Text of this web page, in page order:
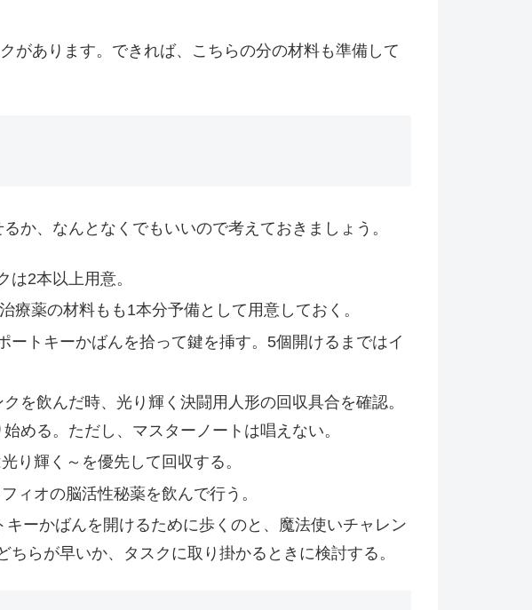
があります。できれば、こちらの分の材料も準備して
か、なんとなくでもいいので考えておきましょう。
は2本以上用意。
療薬の材料もも1本分予備として用意しておく。
ートキーかばんを拾って鍵を挿す。5個開けるまではイ
を飲んだ時、光り輝く決闘用人形の回収具合を確認。
める。ただし、マスターノートは唱えない。
り輝く～を優先して回収する。
ィオの脳活性秘薬を飲んで行う。
ーかばんを開けるために歩くのと、魔法使いチャレン
らが早いか、タスクに取り掛かるときに検討する。